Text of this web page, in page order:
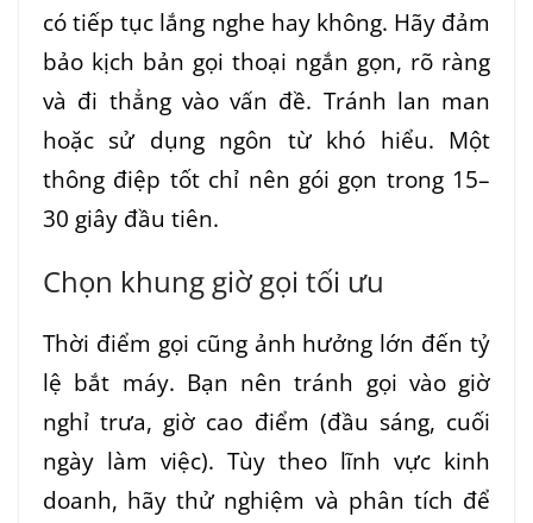
có tiếp tục lắng nghe hay không. Hãy đảm
bảo kịch bản gọi thoại ngắn gọn, rõ ràng
và đi thẳng vào vấn đề. Tránh lan man
hoặc sử dụng ngôn từ khó hiểu. Một
thông điệp tốt chỉ nên gói gọn trong 15–
30 giây đầu tiên.
Chọn khung giờ gọi tối ưu
Thời điểm gọi cũng ảnh hưởng lớn đến tỷ
lệ bắt máy. Bạn nên tránh gọi vào giờ
nghỉ trưa, giờ cao điểm (đầu sáng, cuối
ngày làm việc). Tùy theo lĩnh vực kinh
doanh, hãy thử nghiệm và phân tích để